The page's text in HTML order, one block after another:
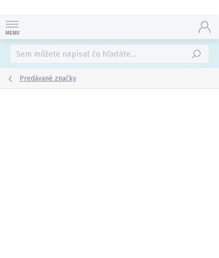
obsah
Hľadať
Predávané značky